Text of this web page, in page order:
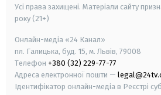
Усі права захищені. Матеріали сайту
року (21+)
Онлайн-медіа «24 Канал»
пл. Галицька, буд. 15, м. Львів, 79008
Телефон +380 (32) 229-77-77
Адреса електронної пошти —
Ідентифікатор онлайн-медіа в Реєстрі